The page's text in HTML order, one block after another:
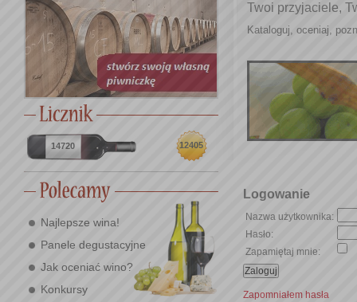
14720 12405
Najlepsze wina!
Panele degustacyjne
Jak oceniać wino?
Konkursy
Twoi przyjaciele,
Kataloguj, oceniaj,
Logowanie
Nazwa użytkownika:
Hasło:
Zapamiętaj mnie:
Zapomniałem hasła